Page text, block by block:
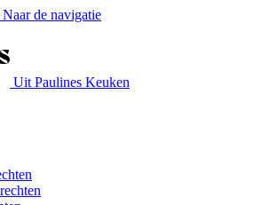
Naar de navigatie
Uit Paulines Keuken